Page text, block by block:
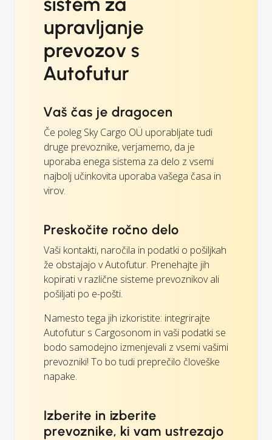
upravljanje
prevozov s
Autofutur
Vaš čas je dragocen
Če poleg Sky Cargo OÜ uporabljate tudi
druge prevoznike, verjamemo, da je
uporaba enega sistema za delo z vsemi
najbolj učinkovita uporaba vašega časa in
virov.
Preskočite ročno delo
Vaši kontakti, naročila in podatki o pošiljkah
že obstajajo v Autofutur. Prenehajte jih
kopirati v različne sisteme prevoznikov ali
pošiljati po e-pošti.
Namesto tega jih izkoristite: integrirajte
Autofutur s Cargosonom in vaši podatki se
bodo samodejno izmenjevali z vsemi vašimi
prevozniki! To bo tudi preprečilo človeške
napake.
Izberite in izberite
prevoznike, ki vam ustrezajo